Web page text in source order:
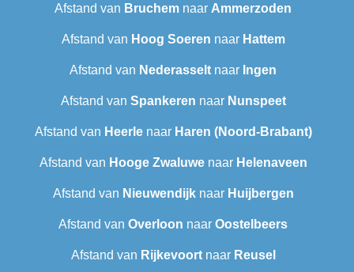
Afstand van Bruchem naar Ammerzoden
Afstand van Hoog Soeren naar Hattem
Afstand van Nederasselt naar Ingen
Afstand van Spankeren naar Nunspeet
Afstand van Heerlenaar Haren (Noord-Brabant)
Afstand van Hooge Zwaluwenaar Helenaveen
Afstand van Nieuwendijknaar Huijbergen
Afstand van Overloon naar Oostelbeers
Afstand van Rijkevoortnaar Reusel